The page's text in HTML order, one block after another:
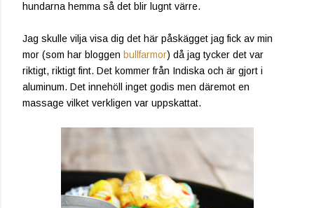
hundarna hemma så det blir lugnt värre.
Jag skulle vilja visa dig det här påskägget jag fick av min
mor (som har bloggen bullfarmor) då jag tycker det var
riktigt, riktigt fint. Det kommer från Indiska och är gjort i
aluminum. Det innehöll inget godis men däremot en
massage vilket verkligen var uppskattat.